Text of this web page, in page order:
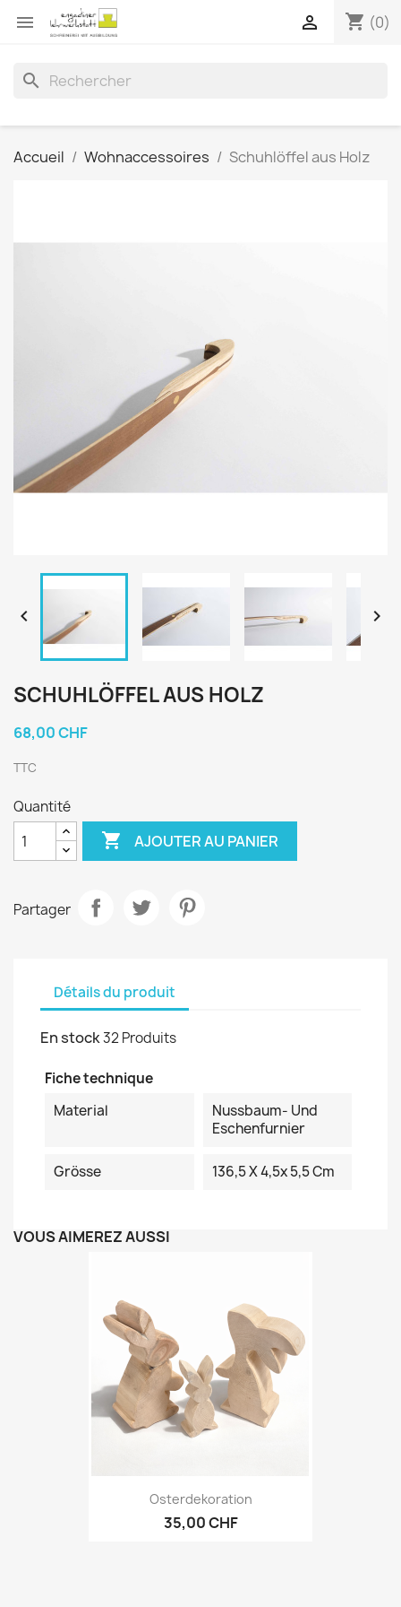
 shopping_cart (0)

search
Accueil Wohnaccessoires Schuhlöffel aus Holz
 
SCHUHLÖFFEL AUS HOLZ
68,00 CHF
TTC
Quantité
 AJOUTER AU PANIER
Partager
Détails du produit
En stock32 Produits
Fiche technique
Material
Nussbaum- Und
Eschenfurnier
Grösse 136,5 X 4,5x 5,5 Cm
VOUS AIMEREZ AUSSI
Osterdekoration
35,00 CHF